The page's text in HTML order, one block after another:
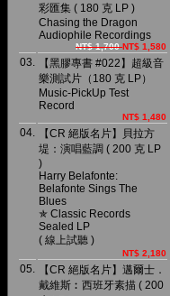
彩匯集 ( 180 克 LP )
Chasing the Dragon
Audiophile Recordings
NT$ 1,700NT$ 1,580
03.
【黑膠專書 #022】超級音
樂測試片（180 克 LP）
Music-PickUp Test
Record
NT$ 1,480
04.
【CR 絕版名片】貝拉方
堤：演唱藍調 ( 200 克 LP
)
Harry Belafonte:
Belafonte Sings The
Blues
✯ Classic Records
Sealed LP
( 線上試聽 )
NT$ 2,180
05.
【CR 絕版名片】邁爾士．
戴維斯︰西班牙素描 ( 200